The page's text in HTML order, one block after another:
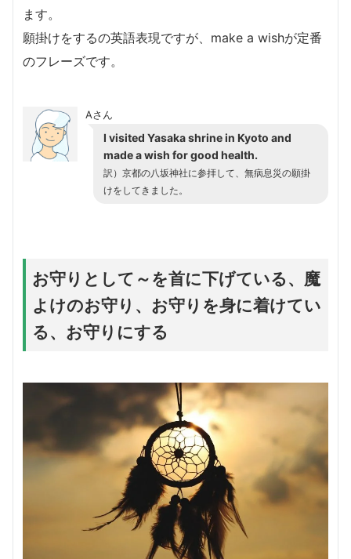
ます。
願掛けをするの英語表現ですが、make a wishが定番
のフレーズです。
Aさん
I visited Yasaka shrine in Kyoto and
made a wish for good health.
訳）京都の八坂神社に参拝して、無病息災の願掛
けをしてきました。
お守りとして～を首に下げている、魔
よけのお守り、お守りを身に着けてい
る、お守りにする